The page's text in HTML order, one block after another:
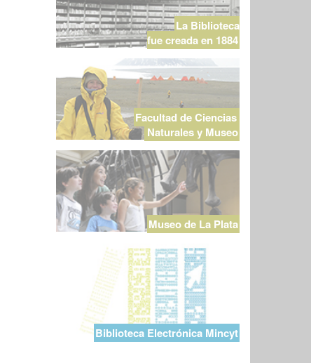
La Biblioteca
fue creada en 1884
Facultad de Ciencias
Naturales y Museo
Museo de La Plata
Biblioteca Electrónica Mincyt